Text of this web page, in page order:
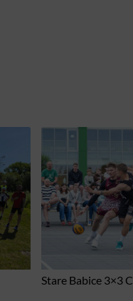
Stare Babice 3×3